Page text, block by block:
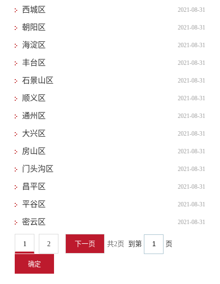
西城区 2021-08-31
朝阳区 2021-08-31
海淀区 2021-08-31
丰台区 2021-08-31
石景山区 2021-08-31
顺义区 2021-08-31
通州区 2021-08-31
大兴区 2021-08-31
房山区 2021-08-31
门头沟区 2021-08-31
昌平区 2021-08-31
平谷区 2021-08-31
密云区 2021-08-31
1 2 下一页 共2页 到第 页